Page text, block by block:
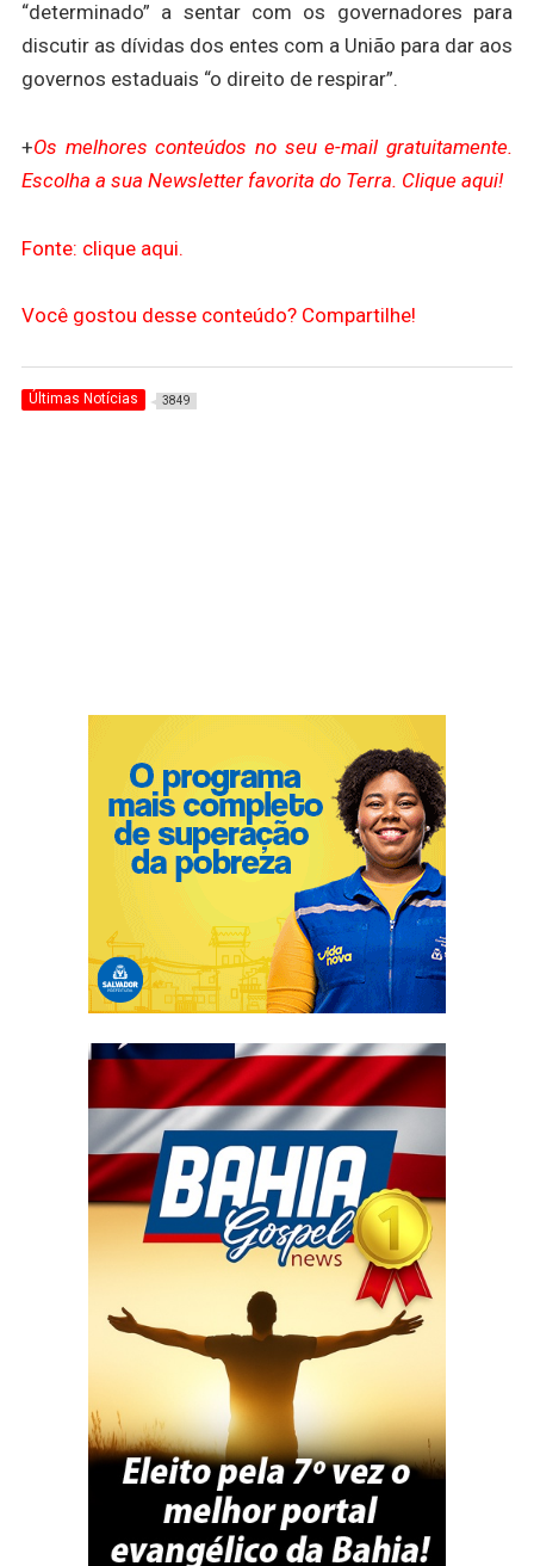
“determinado” a sentar com os governadores para
discutir as dívidas dos entes com a União para dar aos
governos estaduais “o direito de respirar”.
+Os melhores conteúdos no seu e-mail gratuitamente.
Escolha a sua Newsletter favorita do Terra. Clique aqui!
Fonte: clique aqui.
Você gostou desse conteúdo? Compartilhe!
Últimas Notícias 3849